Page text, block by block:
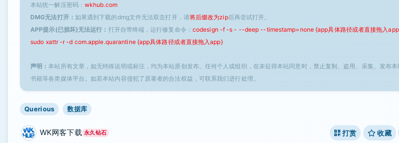
本站统一解压密码： wkhub.com
DMG无法打开： 如果遇到下载的dmg文件无法双击打开，请将后缀改为zip后再尝试打开。
APP提示(已损坏)无法运行： 打开自带终端，运行修复命令： codesign -f -s - --deep --timestamp=none {app具体路径或者直接拖入
sudo xattr -r -d com.apple.quarantine {app具体路径或者直接拖入app}
声明：本站所有文章，如无特殊说明或标注，均为本站原创发布。任何个人或组织，在未征得本站同意时，禁止复制、盗用、采集、发布本
书籍等各类媒体平台。如若本站内容侵犯了原著者的合法权益，可联系我们进行处理。
Querious 数据库
WK网客下载 永久钻石 打赏 收藏